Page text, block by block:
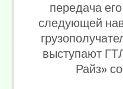
передача
следующей
выступают
Райз»